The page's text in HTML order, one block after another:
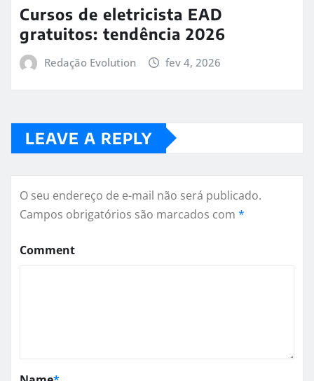
Cursos de eletricista EAD
gratuitos: tendência 2026
Redação Evolution fev 4, 2026
LEAVE A REPLY
O seu endereço de e-mail não será publicado.
Campos obrigatórios são marcados com *
Comment